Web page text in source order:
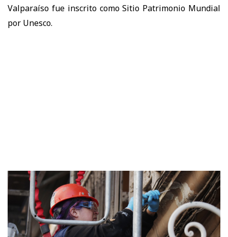
Valparaíso fue inscrito como Sitio Patrimonio Mundial
por Unesco.